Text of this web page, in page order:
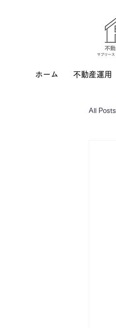
ホーム 不動産運用
All Posts